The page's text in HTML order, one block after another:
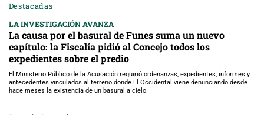
Destacadas
LA INVESTIGACIÓN AVANZA
La causa por el basural de Funes suma un nuevo
capítulo: la Fiscalía pidió al Concejo todos los
expedientes sobre el predio
El Ministerio Público de la Acusación requirió ordenanzas, expedientes, informes y
antecedentes vinculados al terreno donde El Occidental viene denunciando desde
hace meses la existencia de un basural a cielo